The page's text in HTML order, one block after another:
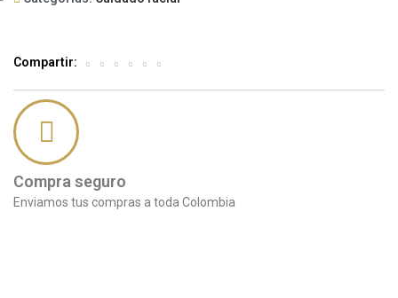
Compartir:
Compra seguro
Enviamos tus compras a toda Colombia